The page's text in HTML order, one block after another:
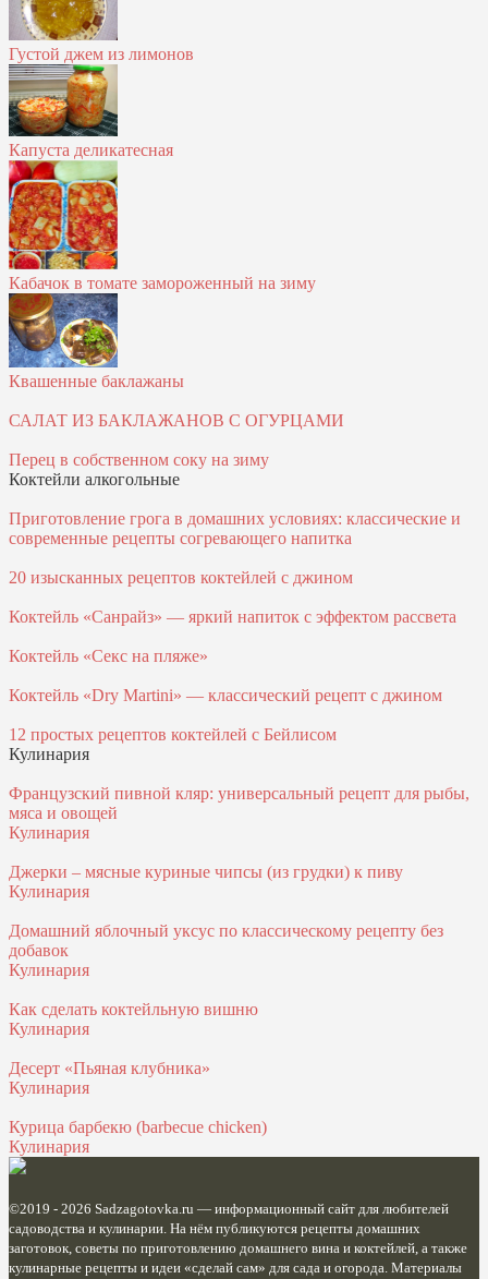
Густой джем из лимонов
Капуста деликатесная
Кабачок в томате замороженный на зиму
Квашенные баклажаны
САЛАТ ИЗ БАКЛАЖАНОВ С ОГУРЦАМИ
Перец в собственном соку на зиму
Коктейли алкогольные
Приготовление грога в домашних условиях: классические и
современные рецепты согревающего напитка
20 изысканных рецептов коктейлей с джином
Коктейль «Санрайз» — яркий напиток с эффектом рассвета
Коктейль «Секс на пляже»
Коктейль «Dry Martini» — классический рецепт с джином
12 простых рецептов коктейлей с Бейлисом
Кулинария
Французский пивной кляр: универсальный рецепт для рыбы,
мяса и овощей
Кулинария
Джерки – мясные куриные чипсы (из грудки) к пиву
Кулинария
Домашний яблочный уксус по классическому рецепту без
добавок
Кулинария
Как сделать коктейльную вишню
Кулинария
Десерт «Пьяная клубника»
Кулинария
Курица барбекю (barbecue chicken)
Кулинария
©2019 - 2026 Sadzagotovka.ru — информационный сайт для любителей
садоводства и кулинарии. На нём публикуются рецепты домашних
заготовок, советы по приготовлению домашнего вина и коктейлей, а также
кулинарные рецепты и идеи «сделай сам» для сада и огорода. Материалы